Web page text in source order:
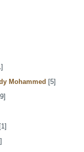
Mohammed [5]
[1]